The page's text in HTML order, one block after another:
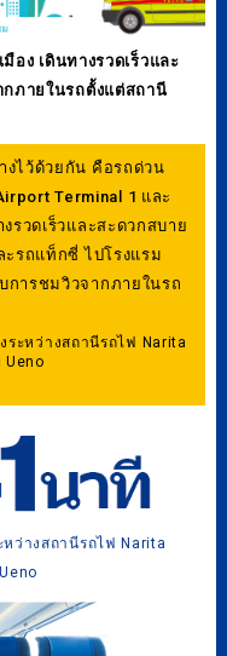
อง เดินทางรวดเร็วและ
ภายในรถตั้งแต่สถานี
งไว้ด้วยกัน คือรถด่วน
Terminal 1 และ
รวดเร็วและสะดวกสบาย
ะรถแท็กซี่ ไปโรงแรม
การชมวิวจากภายในรถ
ระหว่างสถานีรถไฟ Narita
Ueno
หว่างสถานีรถไฟ Narita